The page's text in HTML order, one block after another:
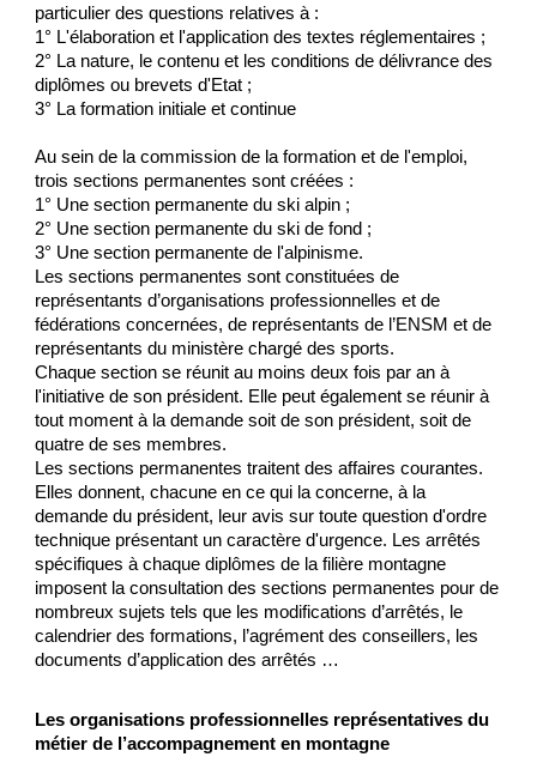
particulier des questions relatives à :
1° L'élaboration et l'application des textes réglementaires ;
2° La nature, le contenu et les conditions de délivrance des
diplômes ou brevets d'Etat ;
3° La formation initiale et continue
Au sein de la commission de la formation et de l'emploi,
trois sections permanentes sont créées :
1° Une section permanente du ski alpin ;
2° Une section permanente du ski de fond ;
3° Une section permanente de l'alpinisme.
Les sections permanentes sont constituées de
représentants d’organisations professionnelles et de
fédérations concernées, de représentants de l’ENSM et de
représentants du ministère chargé des sports.
Chaque section se réunit au moins deux fois par an à
l'initiative de son président. Elle peut également se réunir à
tout moment à la demande soit de son président, soit de
quatre de ses membres.
Les sections permanentes traitent des affaires courantes.
Elles donnent, chacune en ce qui la concerne, à la
demande du président, leur avis sur toute question d'ordre
technique présentant un caractère d'urgence. Les arrêtés
spécifiques à chaque diplômes de la filière montagne
imposent la consultation des sections permanentes pour de
nombreux sujets tels que les modifications d’arrêtés, le
calendrier des formations, l’agrément des conseillers, les
documents d’application des arrêtés …
Les organisations professionnelles représentatives du
métier de l’accompagnement en montagne